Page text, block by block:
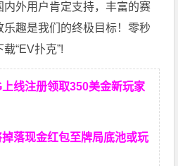
外用户肯定支持，丰富的赛
趣是我们的终极目标！零秒
“EV扑克”!
线注册领取350美金新玩家
落现金红包至牌局底池或玩